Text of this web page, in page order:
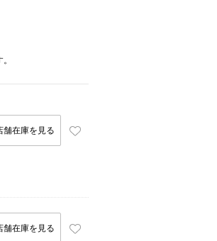
舗在庫を見る
舗在庫を見る